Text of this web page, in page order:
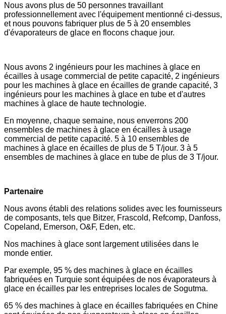
Nous avons plus de 50 personnes travaillant
professionnellement avec l'équipement mentionné ci-dessus,
et nous pouvons fabriquer plus de 5 à 20 ensembles
d'évaporateurs de glace en flocons chaque jour.
Nous avons 2 ingénieurs pour les machines à glace en
écailles à usage commercial de petite capacité, 2 ingénieurs
pour les machines à glace en écailles de grande capacité, 3
ingénieurs pour les machines à glace en tube et d'autres
machines à glace de haute technologie.
En moyenne, chaque semaine, nous enverrons 200
ensembles de machines à glace en écailles à usage
commercial de petite capacité. 5 à 10 ensembles de
machines à glace en écailles de plus de 5 T/jour. 3 à 5
ensembles de machines à glace en tube de plus de 3 T/jour.
Partenaire
Nous avons établi des relations solides avec les fournisseurs
de composants, tels que Bitzer, Frascold, Refcomp, Danfoss,
Copeland, Emerson, O&F, Eden, etc.
Nos machines à glace sont largement utilisées dans le
monde entier.
Par exemple, 95 % des machines à glace en écailles
fabriquées en Turquie sont équipées de nos évaporateurs à
glace en écailles par les entreprises locales de Sogutma.
65 % des machines à glace en écailles fabriquées en Chine